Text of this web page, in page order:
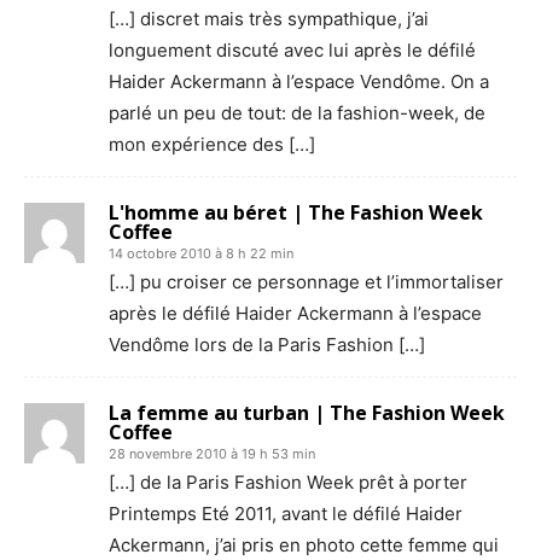
[…] discret mais très sympathique, j’ai
longuement discuté avec lui après le défilé
Haider Ackermann à l’espace Vendôme. On a
parlé un peu de tout: de la fashion-week, de
mon expérience des […]
L'homme au béret | The Fashion Week
Coffee
14 octobre 2010 à 8 h 22 min
[…] pu croiser ce personnage et l’immortaliser
après le défilé Haider Ackermann à l’espace
Vendôme lors de la Paris Fashion […]
La femme au turban | The Fashion Week
Coffee
28 novembre 2010 à 19 h 53 min
[…] de la Paris Fashion Week prêt à porter
Printemps Eté 2011, avant le défilé Haider
Ackermann, j’ai pris en photo cette femme qui